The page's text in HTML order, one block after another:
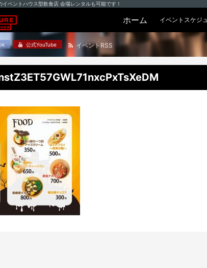
イベントハウス型飲食店 会場レンタルも可能です！
ホーム イベントスケジ
公式YouTube イベントRSS